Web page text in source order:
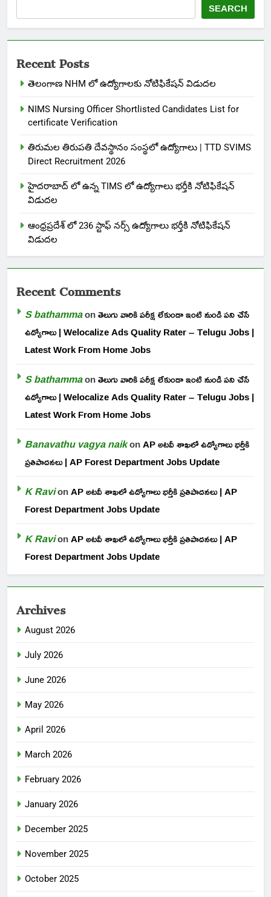
SEARCH
Recent Posts
తెలంగాణ NHM లో ఉద్యోగాలకు నోటిఫికేషన్ విడుదల
NIMS Nursing Officer Shortlisted Candidates List for
certificate Verification
తిరుమల తిరుపతి దేవస్థానం సంస్థలో ఉద్యోగాలు | TTD SVIMS
Direct Recruitment 2026
హైదరాబాద్ లో ఉన్న TIMS లో ఉద్యోగాలు భర్తీకి నోటిఫికేషన్
విడుదల
ఆంధ్రప్రదేశ్ లో 236 స్టాఫ్ నర్స్ ఉద్యోగాలు భర్తీకి నోటిఫికేషన్
విడుదల
Recent Comments
S bathammaonతెలుగు వారికి పరీక్ష లేకుండా ఇంటి నుండి పని చేసే
ఉద్యోగాలు | Welocalize Ads Quality Rater – Telugu Jobs |
Latest Work From Home Jobs
S bathammaonతెలుగు వారికి పరీక్ష లేకుండా ఇంటి నుండి పని చేసే
ఉద్యోగాలు | Welocalize Ads Quality Rater – Telugu Jobs |
Latest Work From Home Jobs
Banavathu vagya naikonAP అటవీ శాఖలో ఉద్యోగాలు భర్తీకి
ప్రతిపాదనలు | AP Forest Department Jobs Update
K RavionAP అటవీ శాఖలో ఉద్యోగాలు భర్తీకి ప్రతిపాదనలు | AP
Forest Department Jobs Update
K RavionAP అటవీ శాఖలో ఉద్యోగాలు భర్తీకి ప్రతిపాదనలు | AP
Forest Department Jobs Update
Archives
August 2026
July 2026
June 2026
May 2026
April 2026
March 2026
February 2026
January 2026
December 2025
November 2025
October 2025